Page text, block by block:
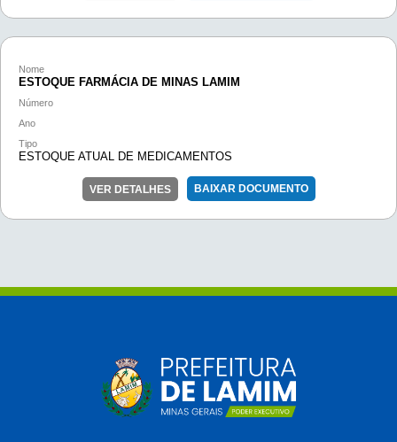
Nome
ESTOQUE FARMÁCIA DE MINAS LAMIM
Número
Ano
Tipo
ESTOQUE ATUAL DE MEDICAMENTOS
VER DETALHES BAIXAR DOCUMENTO